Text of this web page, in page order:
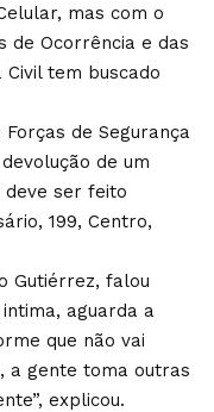
mas com o
de Ocorrência e das
tem buscado
de Segurança
de um
ser feito
199, Centro,
Gutiérrez, falou
aguarda a
que não vai
a gente toma outras
explicou.